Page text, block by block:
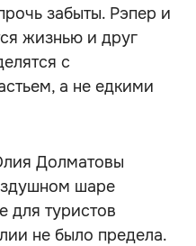
забыты. Рэпер и
жизнью и друг
с
а не едкими
Долматовы
шаре
для туристов
не было предела.